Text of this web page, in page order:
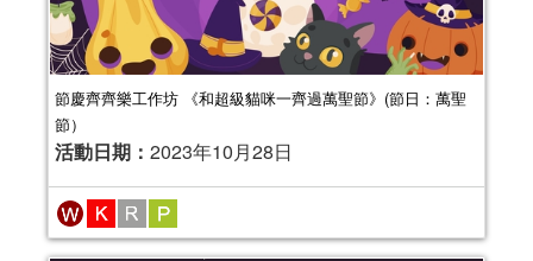
節慶齊齊樂工作坊 《和超級貓咪一齊過萬聖節》(節日：萬聖
節）
活動日期： 2023年10月28日
“閱讀之城” 系列活動：親親 ‧ 閱讀 -
“嬰幼兒閱讀有禮計劃”
活動日期：2023年07月01日